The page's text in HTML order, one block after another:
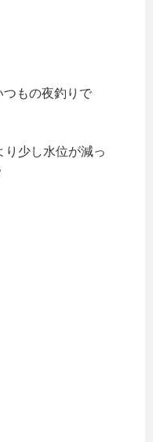
つもの夜釣りで
り少し水位が減っ